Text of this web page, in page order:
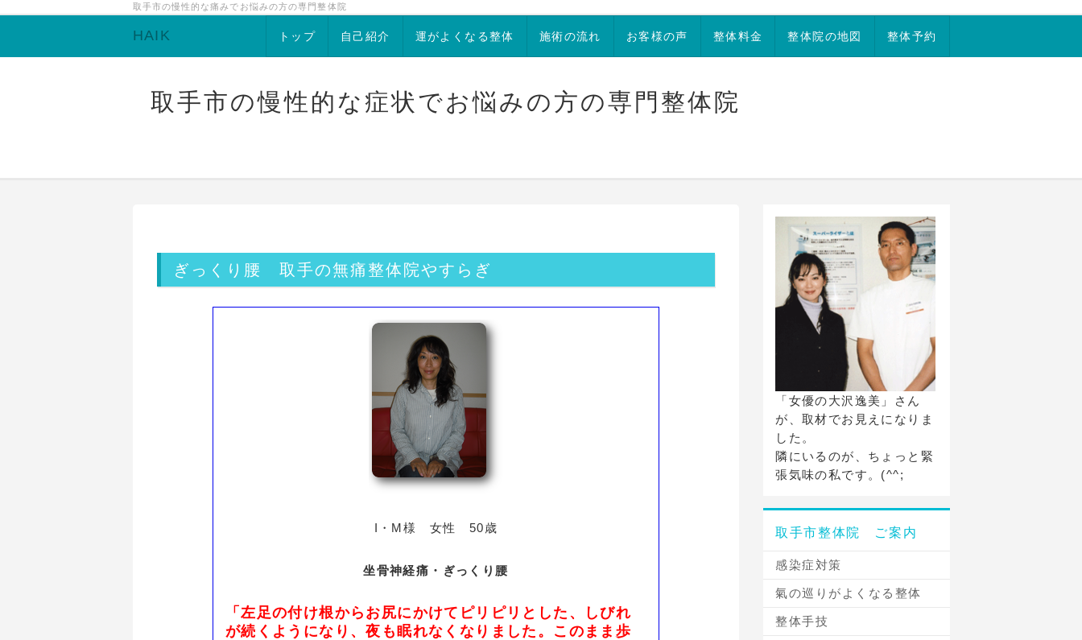
取手市の慢性的な痛みでお悩みの方の専門整体院
HAIK トップ 自己紹介 運がよくなる整体 施術の流れ お客様の声 整体料金 整体院の地図 整体予約
取手市の慢性的な症状でお悩みの方の専門整体院
ぎっくり腰 取手の無痛整体院やすらぎ
I・M様 女性 50歳
坐骨神経痛・ぎっくり腰
「左足の付け根からお尻にかけてピリピリとした、しびれ
が続くようになり、夜も眠れなくなりました。このまま歩
「女優の大沢逸美」さん
が、取材でお見えになりま
した。
隣にいるのが、ちょっと緊
張気味の私です。(^^;
取手市整体院 ご案内
感染症対策
氣の巡りがよくなる整体
整体手技